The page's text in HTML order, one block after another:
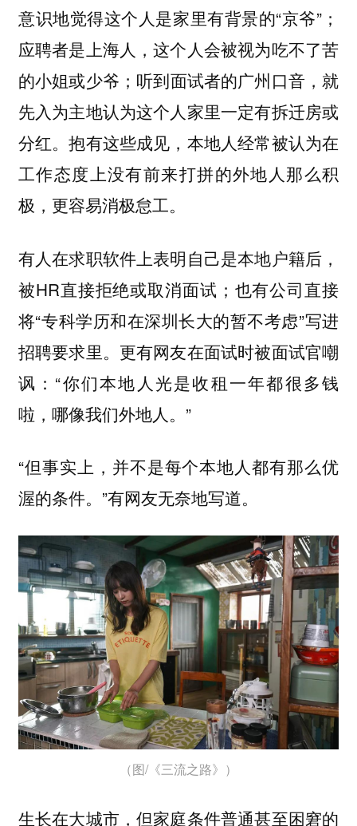
意识地觉得这个人是家里有背景的“京爷”；
应聘者是上海人，这个人会被视为吃不了苦
的小姐或少爷；听到面试者的广州口音，就
先入为主地认为这个人家里一定有拆迁房或
分红。抱有这些成见，本地人经常被认为在
工作态度上没有前来打拼的外地人那么积
极，更容易消极怠工。
有人在求职软件上表明自己是本地户籍后，
被HR直接拒绝或取消面试；也有公司直接
将“专科学历和在深圳长大的暂不考虑”写进
招聘要求里。更有网友在面试时被面试官嘲
讽：“你们本地人光是收租一年都很多钱
啦，哪像我们外地人。”
“但事实上，并不是每个本地人都有那么优
渥的条件。”有网友无奈地写道。
（图/《三流之路》）
生长在大城市，但家庭条件普通甚至困窘的